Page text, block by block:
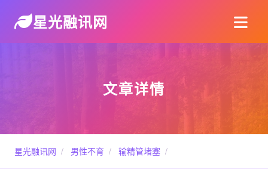
星光融讯网
文章详情
星光融讯网 / 男性不育 / 输精管堵塞 /